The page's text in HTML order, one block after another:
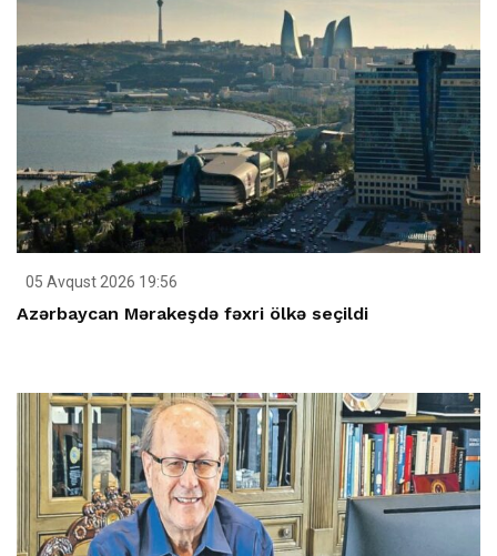
05 Avqust 2026 19:56
Azərbaycan Mərakeşdə fəxri ölkə seçildi